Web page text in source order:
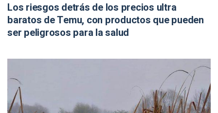
Los riesgos detrás de los precios ultra
baratos de Temu, con productos que pueden
ser peligrosos para la salud